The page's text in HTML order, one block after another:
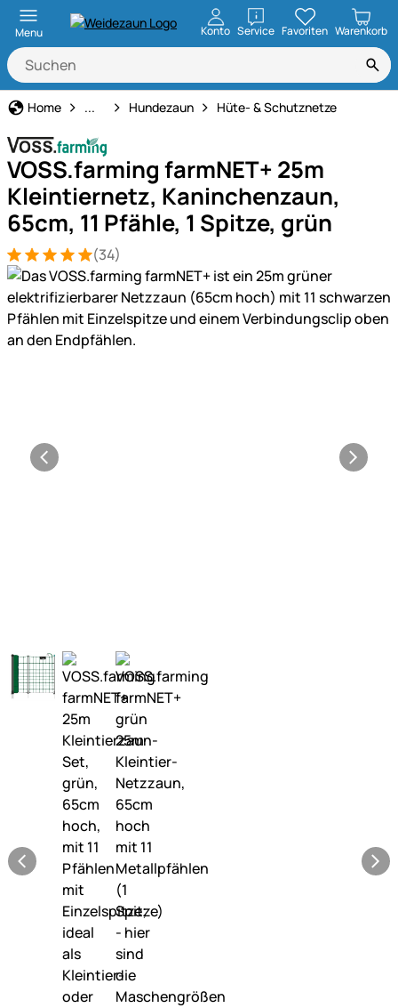
Menu Konto ServiceöffnenFavoriten Warenkorb
Home Hundezaun & Freilauf
... Hundezaun Hüte- & Schutznetze
VOSS.farming farmNET+ 25m
Kleintiernetz, Kaninchenzaun,
65cm, 11 Pfähle, 1 Spitze, grün
Bewertung: 5 von 5 (34 Bewertungen)
34 Bewertungen
(34)
Produktgalerie